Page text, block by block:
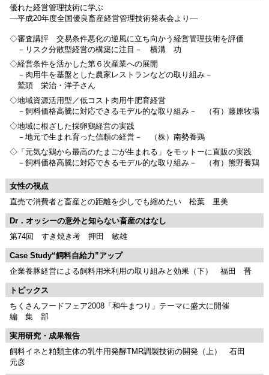
優れた経営管理技術に学ぶ
―平成20年度全国優良畜産経営管理技術発表会より―
◇審査講評 交易条件悪化の逆風に立ち向かう経営管理技術を評価
－リスク分散型経営の構築に注目－ 横溝 功
◇経営条件を活かした第６次産業への展開
－肉用牛を基盤とした農家レストランなどの取り組み－
鷲頭 栄治・洋子さん
◇地域資源活用型／低コスト肉用牛肥育経営
－飼料価格高騰に対応できるモデル的な取り組み－ （有）藤原牧場
◇地域に根ざした採卵鶏経営の実践
－地元で生まれ育った信頼の経営－ （株）南勢養鶏
◇「元気な鶏から最高のたまごが生まれる」をモットーに直販の実践
－飼料価格高騰に対応できるモデル的な取り組み－ （有）熊野養鶏
女性の視点
直売で消費者と畜産との距離を少しでも縮めたい 松葉 里美
Dr．オッシーの意外と知らない畜産のはなし
第74回 すき焼き考 押田 敏雄
Case Study“飼料自給力”アップ
企業養豚経営による飼料用米利用の取り組みと効果（下） 福田 晋
トピックス
ちくさんフードフェア2008「和牛まつり」テーマに盛大に開催
編 集 部
実用研究・成果報告
飼料イネと粕類主体の乳牛用発酵TMR調製技術の開発（上） 石田
元彦